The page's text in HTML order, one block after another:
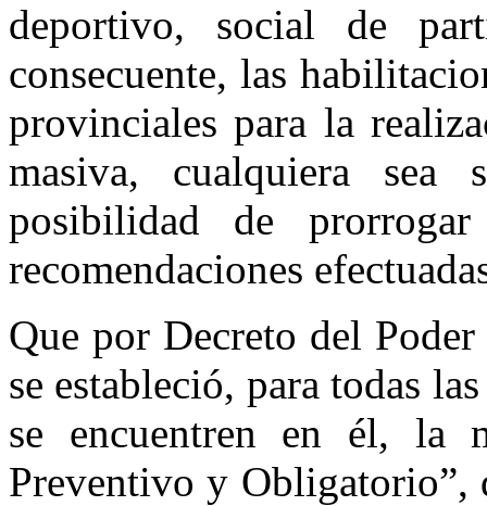
deportivo, social de
consecuente, las
provinciales para la
masiva, cualquiera sea
posibilidad de
recomendaciones
Que por Decreto del
se estableció, para todas
se encuentren en él, la
Preventivo y Obligatorio”,